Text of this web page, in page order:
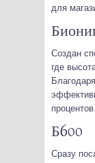
для
Создан
где
процентов.
Б600
Сразу